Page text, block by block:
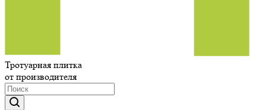
Тротуарная плитка
от производителя